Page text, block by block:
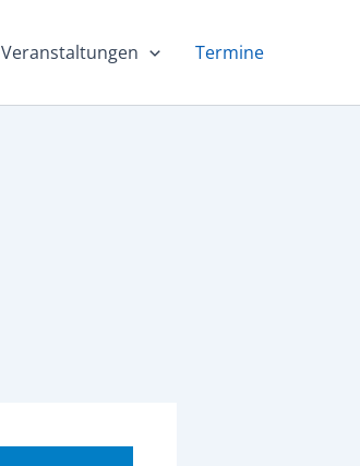
Veranstaltungen Termine